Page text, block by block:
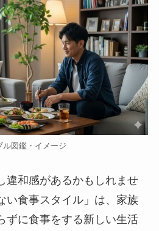
ル図鑑・イメージ
違和感があるかもしれませ
い食事スタイル」は、家族
ずに食事をする新しい生活